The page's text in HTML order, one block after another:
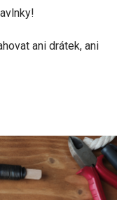
ani drátek, ani